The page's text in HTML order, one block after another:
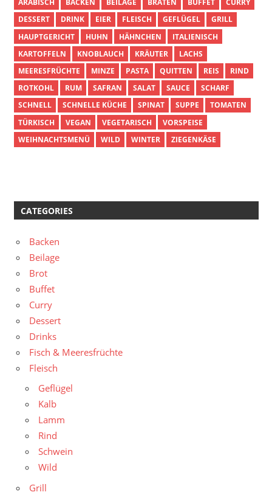
ARABISCH BACKEN BEILAGE BRATEN BUFFET
CURRY
DESSERT
DRINK EIER FLEISCH GEFLÜGEL
GRILL
HAUPTGERICHT
HUHN HÄHNCHEN
ITALIENISCH
KARTOFFELN
KNOBLAUCH KRÄUTER
LACHS
MEERESFRÜCHTE
MINZE PASTA QUITTEN REIS
RIND
ROTKOHL
RUM SAFRAN SALAT SAUCE
SCHARF
SCHNELL
SCHNELLE KÜCHE SPINAT SUPPE
TOMATEN
TÜRKISCH
VEGAN VEGETARISCH
VORSPEISE
WEIHNACHTSMENÜ
WILD WINTER ZIEGENKÄSE
CATEGORIES
Backen
Beilage
Brot
Buffet
Curry
Dessert
Drinks
Fisch & Meeresfrüchte
Fleisch
Geflügel
Kalb
Lamm
Rind
Schwein
Wild
Grill